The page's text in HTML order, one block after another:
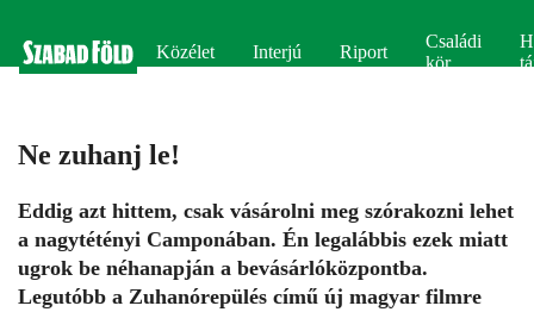
Közélet Interjú Riport
Családi
kör
Ne zuhanj le!
Eddig azt hittem, csak vásárolni meg szórakozni lehet
a nagytétényi Camponában. Én legalábbis ezek miatt
ugrok be néhanapján a bevásárlóközpontba.
Legutóbb a Zuhanórepülés című új magyar filmre